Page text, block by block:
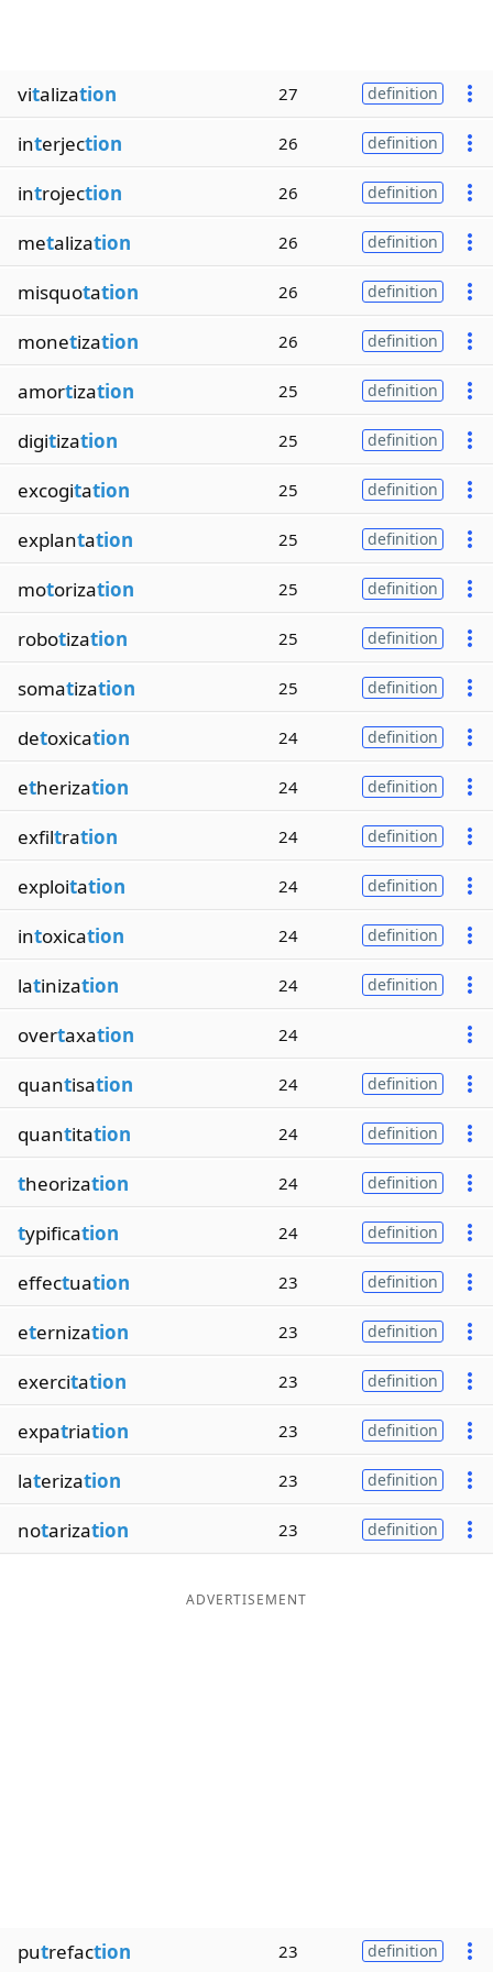
vitalization 27 definition
interjection 26 definition
introjection 26 definition
metalization 26 definition
misquotation 26 definition
monetization 26 definition
amortization 25 definition
digitization 25 definition
excogitation 25 definition
explantation 25 definition
motorization 25 definition
robotization 25 definition
somatization 25 definition
detoxication 24 definition
etherization 24 definition
exfiltration 24 definition
exploitation 24 definition
intoxication 24 definition
latinization 24 definition
overtaxation 24
quantisation 24 definition
quantitation 24 definition
theorization 24 definition
typification 24 definition
effectuation 23 definition
eternization 23 definition
exercitation 23 definition
expatriation 23 definition
laterization 23 definition
notarization 23 definition
ADVERTISEMENT
putrefaction 23 definition